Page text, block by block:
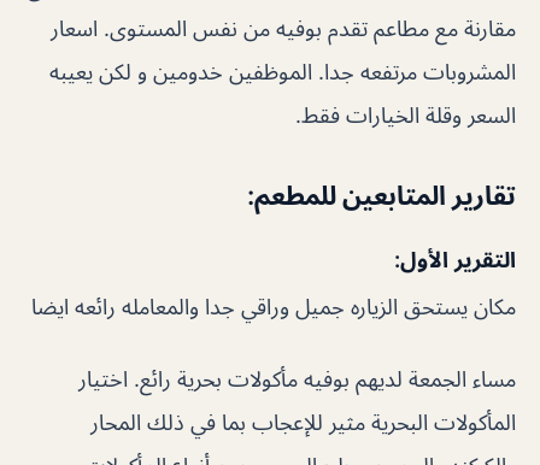
مقارنة مع مطاعم تقدم بوفيه من نفس المستوى. اسعار
المشروبات مرتفعه جدا. الموظفين خدومين و لكن يعيبه
السعر وقلة الخيارات فقط.
تقارير المتابعين للمطعم:
التقرير الأول:
مكان يستحق الزياره جميل وراقي جدا والمعامله رائعه ايضا
مساء الجمعة لديهم بوفيه مأكولات بحرية رائع. اختيار
المأكولات البحرية مثير للإعجاب بما في ذلك المحار